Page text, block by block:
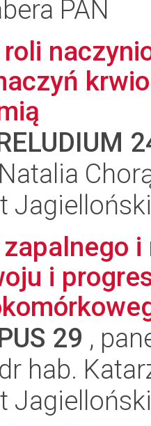
PAN
Jagielloński
i
29 ,
hab.
Jagielloński